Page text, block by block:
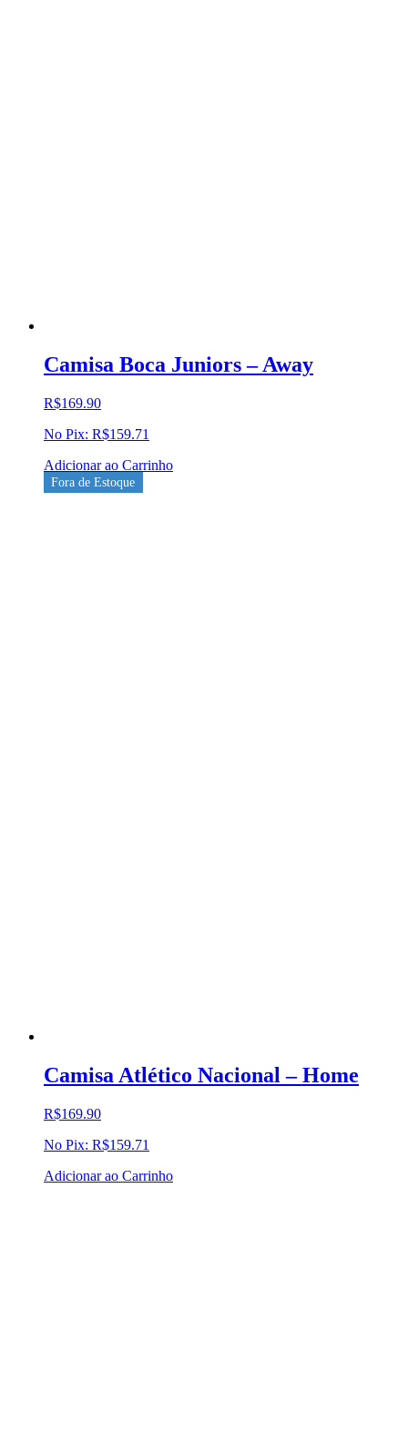
Camisa Boca Juniors – Away
R$169.90
No Pix: R$159.71
Adicionar ao Carrinho
Fora de Estoque
Camisa Atlético Nacional – Home
R$169.90
No Pix: R$159.71
Adicionar ao Carrinho